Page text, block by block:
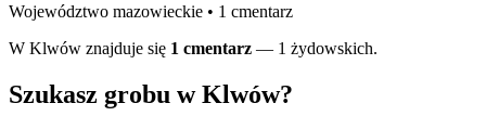
Województwo mazowieckie • 1 cmentarz
W Klwów znajduje się 1 cmentarz — 1 żydowskich.
Szukasz grobu w Klwów?